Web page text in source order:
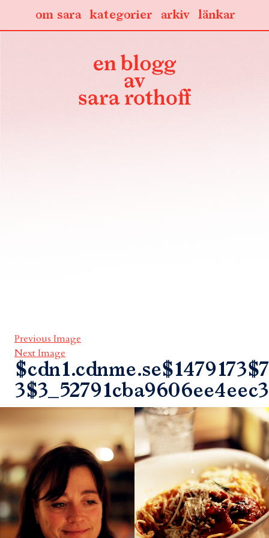
länkar
arkiv
kategorier
om sara
Previous Image
Next Image